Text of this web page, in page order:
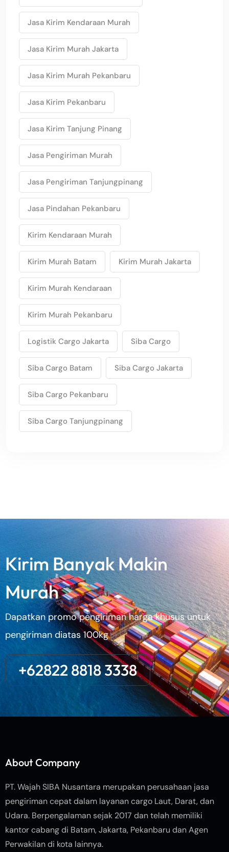
Jasa Kirim Kendaraan Murah
Jasa Kirim Murah Jakarta
Jasa Kirim Murah Pekanbaru
Jasa Kirim Pekanbaru
Jasa Kirim Tanjung Pinang
Jasa Pengiriman Murah
Jasa Pengiriman Tanjungpinang
Jasa Pindahan Pekanbaru
Kirim Kendaraan Murah
Kirim Murah Batam Kirim Murah Jakarta
Kirim Murah Kendaraan
Kirim Murah Pekanbaru
Logistik Cargo Jakarta Siba Cargo
Siba Cargo Batam Siba Cargo Jakarta
Siba Cargo Pekanbaru
Siba Cargo Tanjungpinang
Kirim Banyak Makin
Murah
Dapatkan promo pengiriman harga khusus untuk
pengiriman diatas 100kg
+62822 8818 3338
About Company
PT. Wajah SIBA Nusantara merupakan perusahaan jasa
pengiriman cepat dalam layanan cargo Laut, Darat, dan
Udara. Berpengalaman sejak 2017 dan telah memiliki
kantor cabang di Batam, Jakarta, Pekanbaru dan Agen
Perwakilan di kota lainnya.